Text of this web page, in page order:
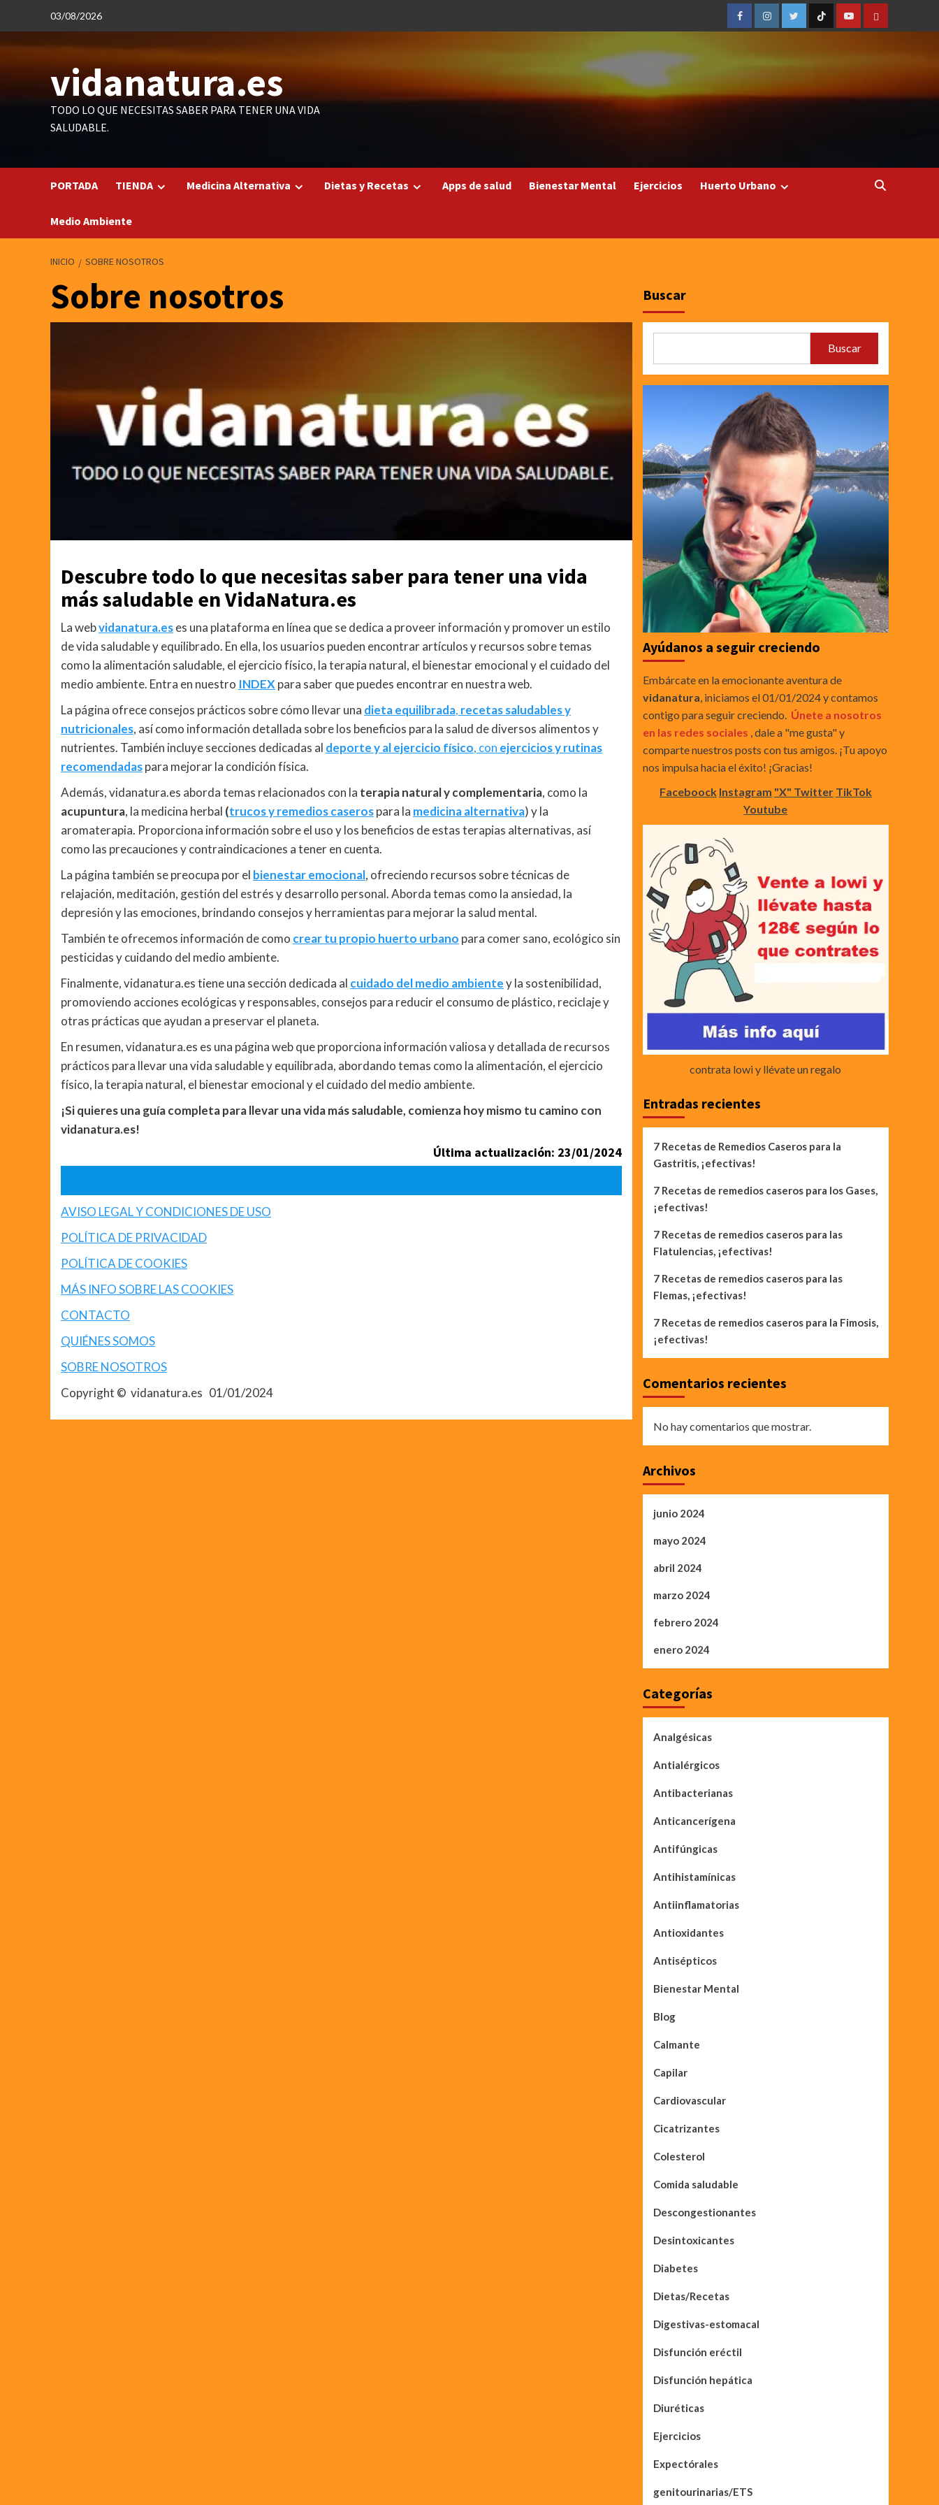
contenido
03/08/2026
FacebookInstagramTwitterTicTocYoutubeAmazon
vidanatura.es
TODO LO QUE NECESITAS SABER PARA TENER UNA VIDA
SALUDABLE.
PORTADA TIENDA Medicina Alternativa Dietas y Recetas Apps de salud Bienestar Mental Ejercicios Huerto Urbano
Medio Ambiente
INICIO SOBRE NOSOTROS
Sobre nosotros
Descubre todo lo que necesitas saber para tener una vida
más saludable en VidaNatura.es
La webvidanatura.eses una plataforma en línea que se dedica a proveer información y promover un estilo
de vida saludable y equilibrado. En ella, los usuarios pueden encontrar artículos y recursos sobre temas
como la alimentación saludable, el ejercicio físico, la terapia natural, el bienestar emocional y el cuidado del
medio ambiente. Entra en nuestro INDEX para saber que puedes encontrar en nuestra web.
La página ofrece consejos prácticos sobre cómo llevar una dieta equilibrada, recetas saludables y
nutricionales, así como información detallada sobre los beneficios para la salud de diversos alimentos y
nutrientes. También incluye secciones dedicadas al deporte y al ejercicio físico, con ejercicios y rutinas
recomendadaspara mejorar la condición física.
Además, vidanatura.es aborda temas relacionados con la terapia natural y complementaria, como la
acupuntura, la medicina herbal (trucos y remedios caserospara la medicina alternativa) y la
aromaterapia. Proporciona información sobre el uso y los beneficios de estas terapias alternativas, así
como las precauciones y contraindicaciones a tener en cuenta.
La página también se preocupa por el bienestar emocional, ofreciendo recursos sobre técnicas de
relajación, meditación, gestión del estrés y desarrollo personal. Aborda temas como la ansiedad, la
depresión y las emociones, brindando consejos y herramientas para mejorar la salud mental.
También te ofrecemos información de como crear tu propio huerto urbano para comer sano, ecológico sin
pesticidas y cuidando del medio ambiente.
Finalmente, vidanatura.es tiene una sección dedicada al cuidado del medio ambientey la sostenibilidad,
promoviendo acciones ecológicas y responsables, consejos para reducir el consumo de plástico, reciclaje y
otras prácticas que ayudan a preservar el planeta.
En resumen, vidanatura.es es una página web que proporciona información valiosa y detallada de recursos
prácticos para llevar una vida saludable y equilibrada, abordando temas como la alimentación, el ejercicio
físico, la terapia natural, el bienestar emocional y el cuidado del medio ambiente.
¡Si quieres una guía completa para llevar una vida más saludable, comienza hoy mismo tu camino con
vidanatura.es!
Última actualización: 23/01/2024
AVISO LEGAL Y CONDICIONES DE USO
POLÍTICA DE PRIVACIDAD
POLÍTICA DE COOKIES
MÁS INFO SOBRE LAS COOKIES
CONTACTO
QUIÉNES SOMOS
SOBRE NOSOTROS
Copyright © vidanatura.es 01/01/2024
Buscar
Buscar
Ayúdanos a seguir creciendo
Embárcate en la emocionante aventura de
vidanatura, iniciamos el 01/01/2024 y contamos
contigo para seguir creciendo. Únete a nosotros
en las redes sociales , dale a "me gusta" y
comparte nuestros posts con tus amigos. ¡Tu apoyo
nos impulsa hacia el éxito! ¡Gracias!
Faceboock Instagram "X" Twitter TikTok
Youtube
contrata lowi y llévate un regalo
Entradas recientes
7 Recetas de Remedios Caseros para la
Gastritis, ¡efectivas!
7 Recetas de remedios caseros para los Gases,
¡efectivas!
7 Recetas de remedios caseros para las
Flatulencias, ¡efectivas!
7 Recetas de remedios caseros para las
Flemas, ¡efectivas!
7 Recetas de remedios caseros para la Fimosis,
¡efectivas!
Comentarios recientes
No hay comentarios que mostrar.
Archivos
junio 2024
mayo 2024
abril 2024
marzo 2024
febrero 2024
enero 2024
Categorías
Analgésicas
Antialérgicos
Antibacterianas
Anticancerígena
Antifúngicas
Antihistamínicas
Antiinflamatorias
Antioxidantes
Antisépticos
Bienestar Mental
Blog
Calmante
Capilar
Cardiovascular
Cicatrizantes
Colesterol
Comida saludable
Descongestionantes
Desintoxicantes
Diabetes
Dietas/Recetas
Digestivas-estomacal
Disfunción eréctil
Disfunción hepática
Diuréticas
Ejercicios
Expectórales
genitourinarias/ETS